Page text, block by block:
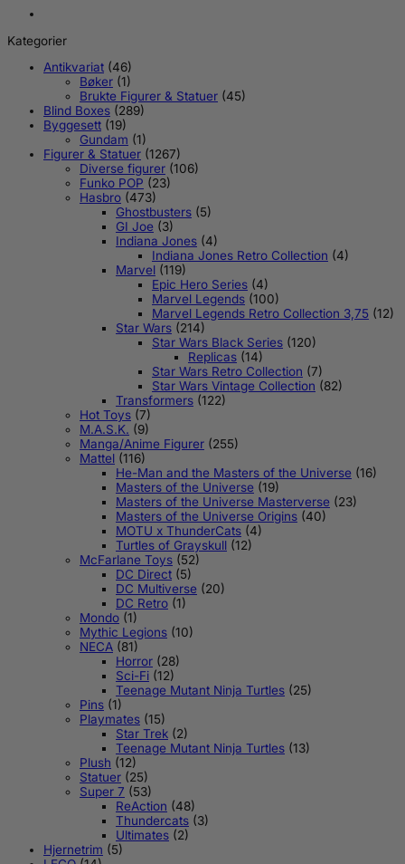
Kategorier
Antikvariat (46)
Bøker (1)
Brukte Figurer & Statuer (45)
Blind Boxes (289)
Byggesett (19)
Gundam (1)
Figurer & Statuer (1267)
Diverse figurer (106)
Funko POP (23)
Hasbro (473)
Ghostbusters (5)
GI Joe (3)
Indiana Jones (4)
Indiana Jones Retro Collection (4)
Marvel (119)
Epic Hero Series (4)
Marvel Legends (100)
Marvel Legends Retro Collection 3,75 (12)
Star Wars (214)
Star Wars Black Series (120)
Replicas (14)
Star Wars Retro Collection (7)
Star Wars Vintage Collection (82)
Transformers (122)
Hot Toys (7)
M.A.S.K. (9)
Manga/Anime Figurer (255)
Mattel (116)
He-Man and the Masters of the Universe (16)
Masters of the Universe (19)
Masters of the Universe Masterverse (23)
Masters of the Universe Origins (40)
MOTU x ThunderCats (4)
Turtles of Grayskull (12)
McFarlane Toys (52)
DC Direct (5)
DC Multiverse (20)
DC Retro (1)
Mondo (1)
Mythic Legions (10)
NECA (81)
Horror (28)
Sci-Fi (12)
Teenage Mutant Ninja Turtles (25)
Pins (1)
Playmates (15)
Star Trek (2)
Teenage Mutant Ninja Turtles (13)
Plush (12)
Statuer (25)
Super 7 (53)
ReAction (48)
Thundercats (3)
Ultimates (2)
Hjernetrim (5)